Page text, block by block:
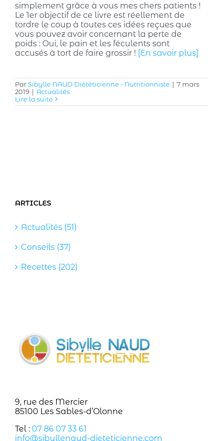
simplement grâce à vous mes chers patients !
Le 1er objectif de ce livre est réellement de
tordre le coup à toutes ces idées reçues que
vous pouvez avoir concernant la perte de
poids : Oui, le pain et les féculents sont
accusés à tort de faire grossir ! [En savoir plus]
ParSibylle NAUD Diététicienne - Nutritionniste | 7 mars
2019 | Actualités
Lire la suite
ARTICLES
Actualités (51)
Conseils (37)
Recettes (202)
9, rue des Mercier
85100 Les Sables-d’Olonne
Tel : 07 86 07 33 61
info@sibyllenaud-dieteticienne.com